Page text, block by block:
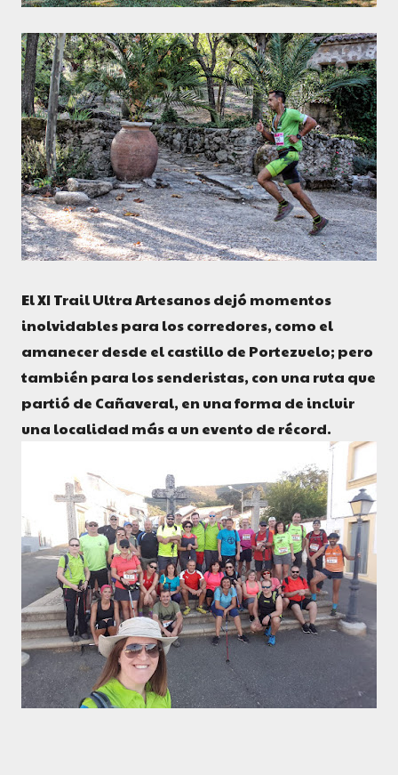
El XI Trail Ultra Artesanos dejó momentos
inolvidables para los corredores, como el
amanecer desde el castillo de Portezuelo; pero
también para los senderistas, con una ruta que
partió de Cañaveral, en una forma de incluir
una localidad más a un evento de récord.